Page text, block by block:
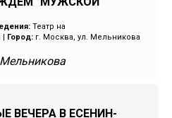
Театр на
| Город: г. Москва, ул. Мельникова
ВЕЧЕРА В ЕСЕНИН-